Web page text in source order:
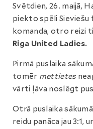
Svētdien, 26. maijā,
piekto spēli Sieviešu
komanda, otro reizi
Riga United Ladies.
Pirmā puslaika
tomēr mettietes
vārti ļāva noslēgt
Otrā puslaika
reidu panāca jau 3:1,